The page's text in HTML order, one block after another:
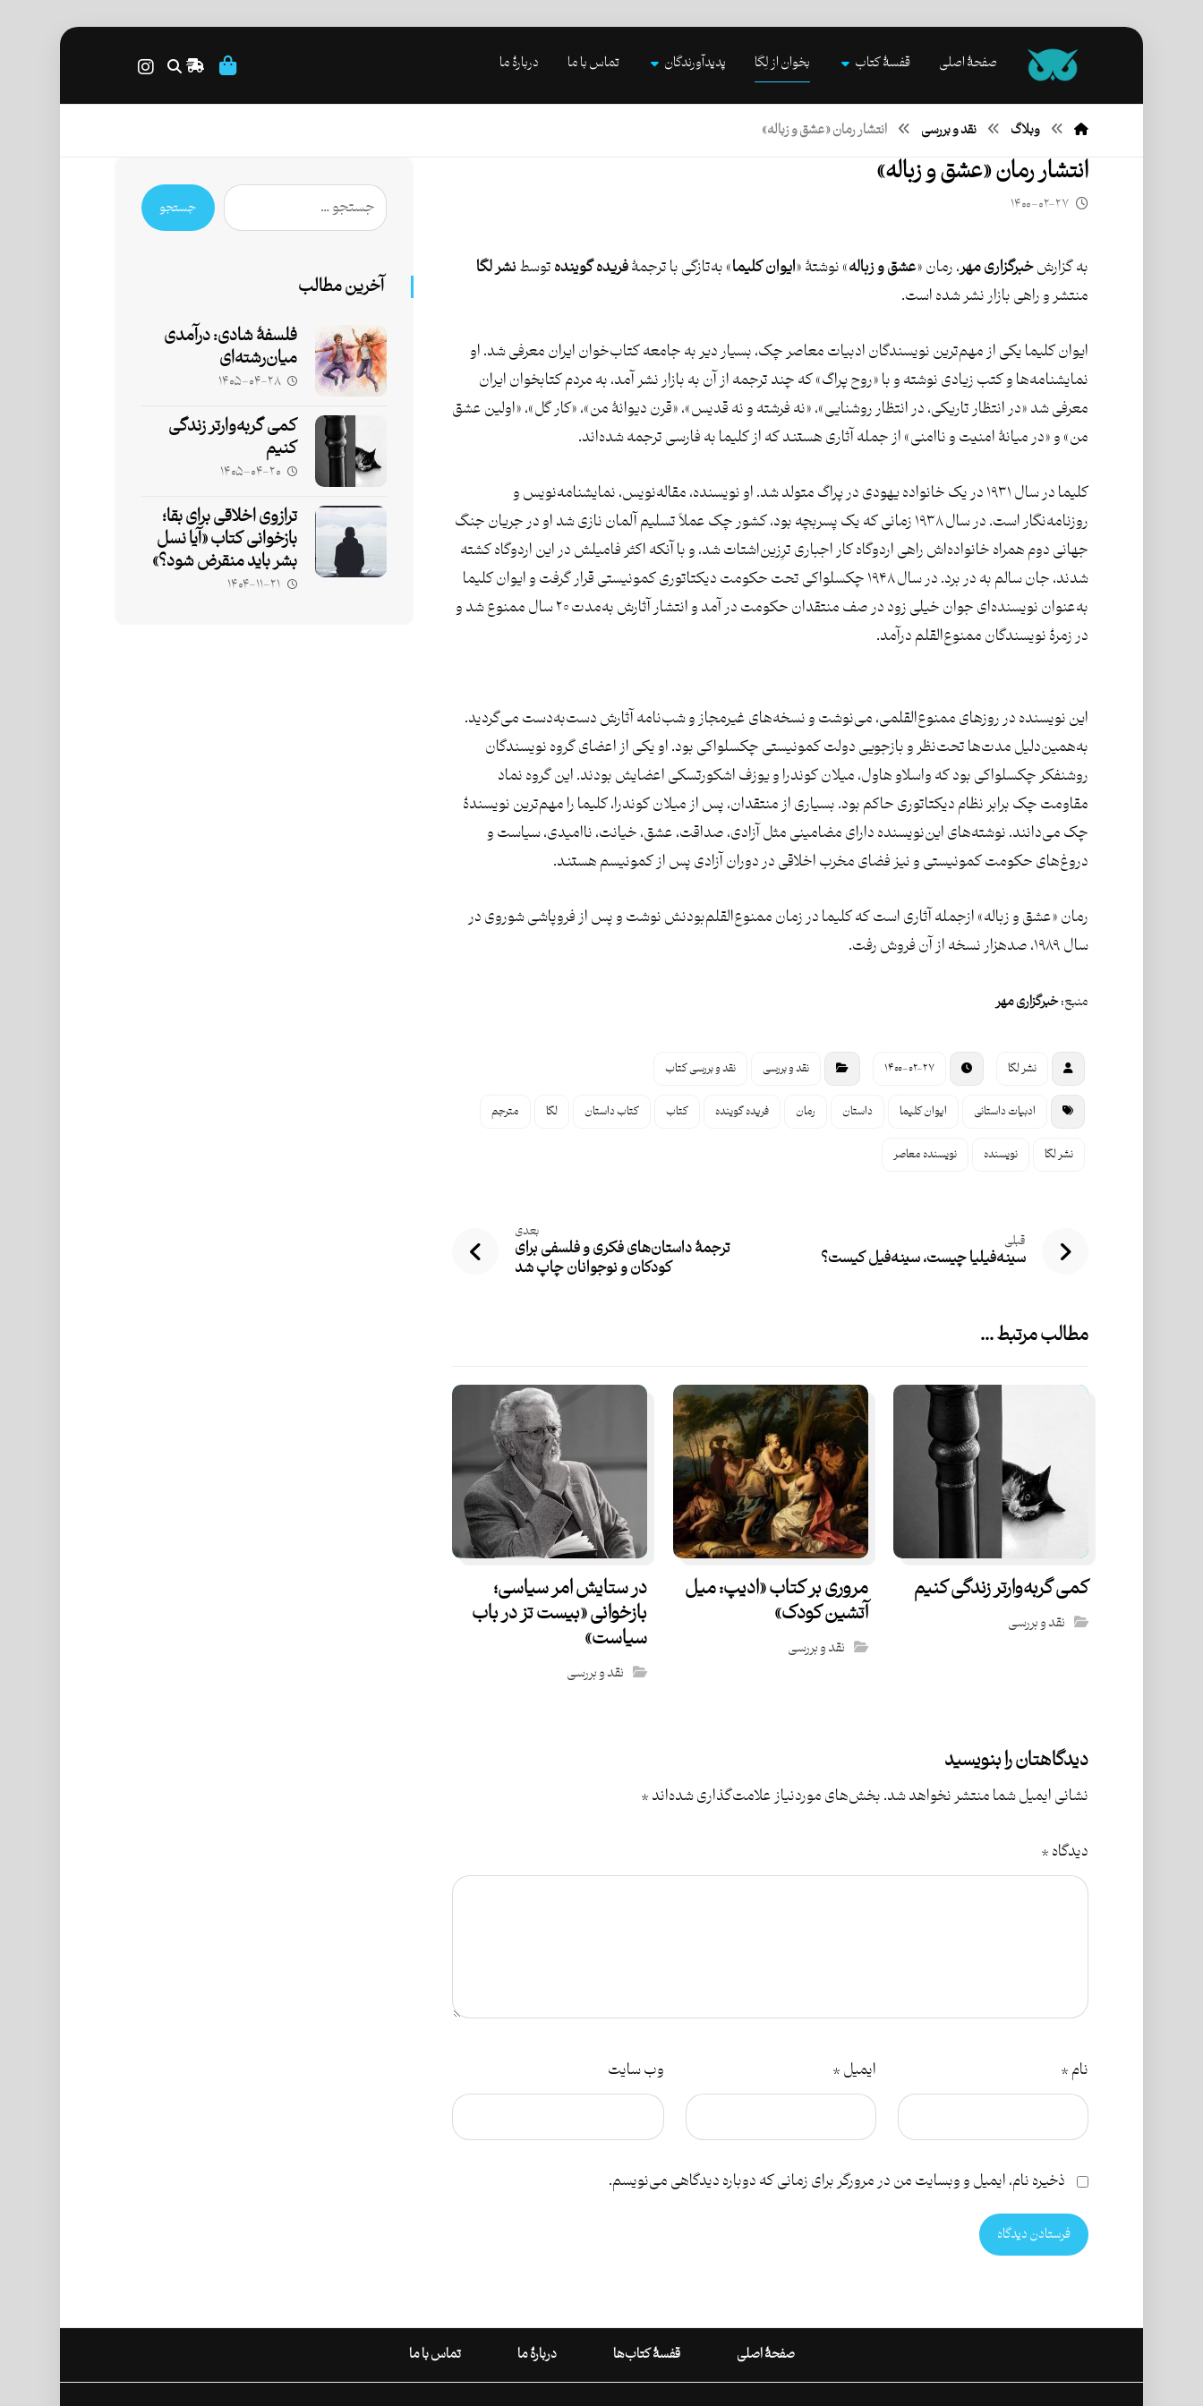
صفحۀ اصلی قفسۀ کتاب بخوان از لِگا پدیدآورندگان تماس با ما دربارۀ ما
وبلاگ نقد و بررسی انتشار رمان «عشق و زباله»
انتشار رمان «عشق و زباله»
۱۴۰۰-۰۲-۲۷
به گزارشخبرگزاری مهر، رمان «عشق و زباله» نوشتۀ «ایوان کلیما» به‌تازگی با ترجمۀفریده گویندهتوسطنشر لگا
منتشر و راهی بازار نشر شده است.
ایوان کلیما یکی از مهم‌ترین نویسندگان ادبیات معاصر چک، بسیار دیر به جامعه کتاب‌خوان ایران معرفی شد. او
نمایشنامه‌ها و کتب زیادی نوشته و با «روح پراگ» که چند ترجمه از آن به بازار نشر آمد، به مردم کتابخوان ایران
معرفی شد «در انتظار تاریکی، در انتظار روشنایی»، «نه فرشته و نه قدیس»، «قرن دیوانۀ من»، «کار گل»، «اولین عشق
من» و «در میانۀ امنیت و ناامنی» از جمله آثاری هستند که از کلیما به فارسی ترجمه شده‌اند.
کلیما در سال ۱۹۳۱ در یک خانواده یهودی در پراگ متولد شد. او نویسنده، مقاله‌نویس، نمایشنامه‌نویس و
روزنامه‌نگار است. در سال ۱۹۳۸ زمانی که یک پسربچه بود، کشور چک عملاً تسلیم آلمان نازی شد او در جریان جنگ
جهانی دوم همراه خانواده‌اش راهی اردوگاه کار اجباری ترِزین‌اشتات شد، و با آنکه اکثر فامیلش در این اردوگاه کشته
شدند، جان سالم به در برد. در سال ۱۹۴۸ چکسلواکی تحت حکومت دیکتاتوری کمونیستی قرار گرفت و ایوان کلیما
به‌عنوان نویسنده‌ای جوان خیلی زود در صف منتقدان حکومت در آمد و انتشار آثارش به‌مدت ۲۰ ‌سال ممنوع شد و
در زمرۀ نویسندگان ممنوع‌القلم درآمد.
این‌ نویسنده در روزهای ممنوع‌القلمی، می‌نوشت و نسخه‌های غیرمجاز و شب‌نامه آثارش دست‌به‌دست می‌گردید.
به‌همین‌دلیل مدت‌ها تحت‌نظر و بازجویی دولت کمونیستی چکسلواکی بود. او یکی از اعضای گروه نویسندگان
روشنفکر چکسلواکی بود که واسلاو هاول، میلان کوندرا و یوزف اشکورتسکی اعضایش بودند. این گروه نماد
مقاومت چک برابر نظام دیکتاتوری حاکم بود. بسیاری از منتقدان، پس از میلان کوندرا، کلیما را مهم‌ترین نویسندۀ
چک می‌دانند. نوشته‌های این‌نویسنده دارای مضامینی مثل آزادی، صداقت، عشق، خیانت، ناامیدی، سیاست و
دروغ‌های حکومت کمونیستی و نیز فضای مخرب اخلاقی در دوران آزادی پس از کمونیسم هستند.
رمان «عشق و زباله» ازجمله آثاری است که کلیما در زمان ممنوع‌القلم‌بودنش نوشت و پس از فروپاشی شوروی در
سال ۱۹۸۹، صدهزار نسخه از آن فروش رفت.
منبع:خبرگزاری مهر
نشر لگا ۱۴۰۰-۰۲-۲۷ نقد و بررسی نقد و بررسی کتاب
ادبیات داستانی ایوان کلیما داستان رمان فریده گوینده کتاب کتاب داستان لگا مترجم
نشر لگا نویسنده نویسنده معاصر
قبلی
سینه‌فیلیا چیست، سینه‌فیل کیست؟
بعدی
ترجمۀ داستان‌های فکری و فلسفی برای
کودکان و نوجوانان چاپ شد
مطالب مرتبط ...
کمی گربه‌وارتر زندگی کنیم
نقد و بررسی
مروری بر کتاب «ادیپ: میل
آتشین کودک»
نقد و بررسی
در ستایش امر سیاسی؛
بازخوانی «بیست تز در باب
سیاست»
نقد و بررسی
دیدگاهتان را بنویسید
نشانی ایمیل شما منتشر نخواهد شد.بخش‌های موردنیاز علامت‌گذاری شده‌اند*
دیدگاه*
نام* ایمیل* وب‌ سایت
ذخیره نام، ایمیل و وبسایت من در مرورگر برای زمانی که دوباره دیدگاهی می‌نویسم.
فرستادن دیدگاه
جستجو
آخرین مطالب
فلسفۀ شادی: درآمدی
میان‌رشته‌ای
۱۴۰۵-۰۴-۲۸
کمی گربه‌وارتر زندگی
کنیم
۱۴۰۵-۰۴-۲۰
ترازوی اخلاقی برای بقا؛
بازخوانی کتاب «آیا نسل
بشر باید منقرض شود؟»
۱۴۰۴-۱۱-۲۱
صفحۀ اصلی قفسۀ کتاب‌ها دربارۀ ما تماس با ما